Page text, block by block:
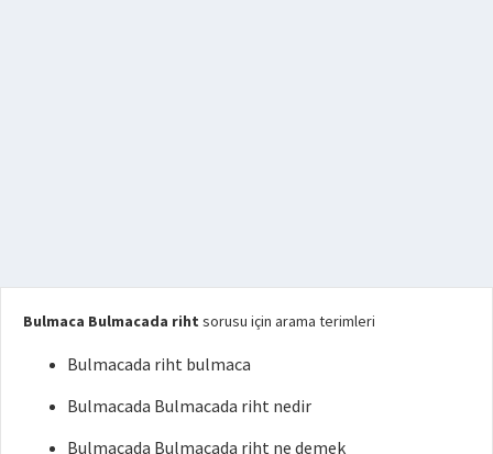
Bulmaca Bulmacada riht sorusu için arama terimleri
Bulmacada riht bulmaca
Bulmacada Bulmacada riht nedir
Bulmacada Bulmacada riht ne demek